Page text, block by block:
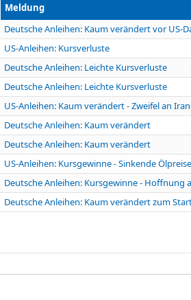
Meldung
Deutsche Anleihen: Kaum verändert vor US-
US-Anleihen: Kursverluste
Deutsche Anleihen: Leichte Kursverluste
Deutsche Anleihen: Leichte Kursverluste
US-Anleihen: Kaum verändert - Zweifel an
Deutsche Anleihen: Kaum verändert
Deutsche Anleihen: Kaum verändert
US-Anleihen: Kursgewinne - Sinkende
Deutsche Anleihen: Kursgewinne - Hoffnung
Deutsche Anleihen: Kaum verändert zum